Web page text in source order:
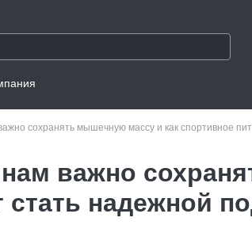
сохранять мышечную массу и как спортивное
важно
стать надежной